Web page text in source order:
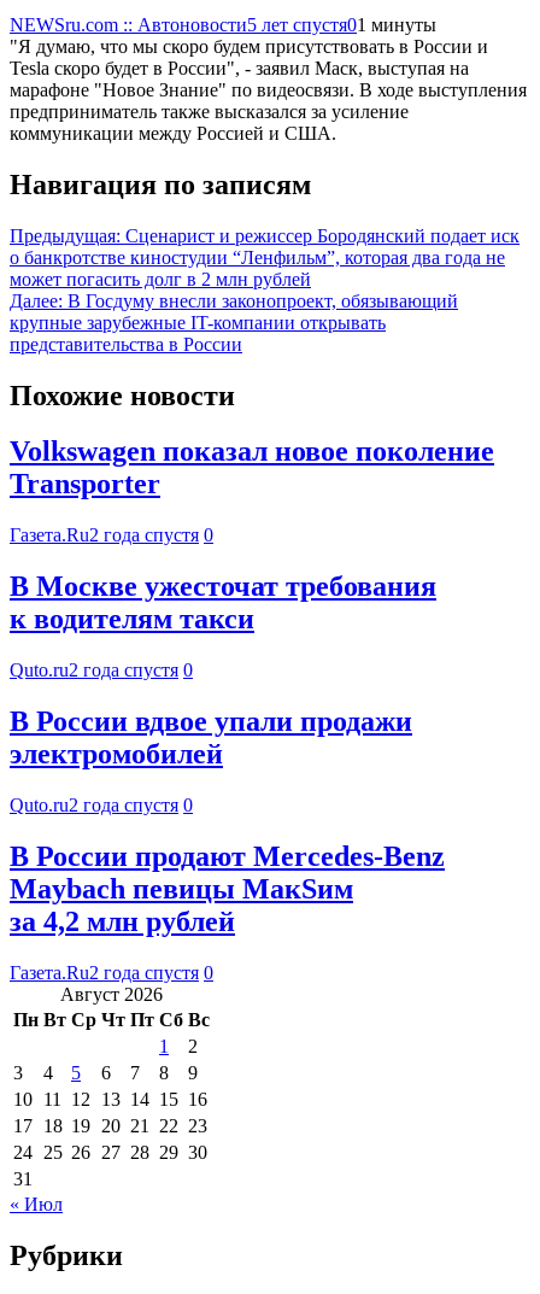
NEWSru.com :: Автоновости5 лет спустя01 минуты
"Я думаю, что мы скоро будем присутствовать в России и
Tesla скоро будет в России", - заявил Маск, выступая на
марафоне "Новое Знание" по видеосвязи. В ходе выступления
предприниматель также высказался за усиление
коммуникации между Россией и США.
Навигация по записям
Предыдущая: Сценарист и режиссер Бородянский подает иск
о банкротстве киностудии “Ленфильм”, которая два года не
может погасить долг в 2 млн рублей
Далее: В Госдуму внесли законопроект, обязывающий
крупные зарубежные IT-компании открывать
представительства в России
Похожие новости
Volkswagen показал новое поколение
Transporter
Газета.Ru2 года спустя 0
В Москве ужесточат требования
к водителям такси
Quto.ru2 года спустя 0
В России вдвое упали продажи
электромобилей
Quto.ru2 года спустя 0
В России продают Меrсеdеs-Веnz
Maybaсh певицы МакSим
за 4,2 млн рублей
Газета.Ru2 года спустя 0
Август 2026
Пн Вт Ср Чт Пт Сб Вс
1
2
3
4 5 6 7 8
9
10 11 12 13 14 15 16
17 18 19 20 21 22 23
24 25 26 27 28 29 30
31
« Июл
Рубрики